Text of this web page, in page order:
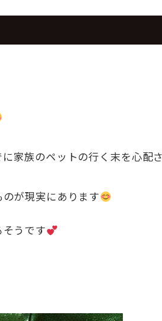
家族のペットの行く末を心配
が現実にあります
うです